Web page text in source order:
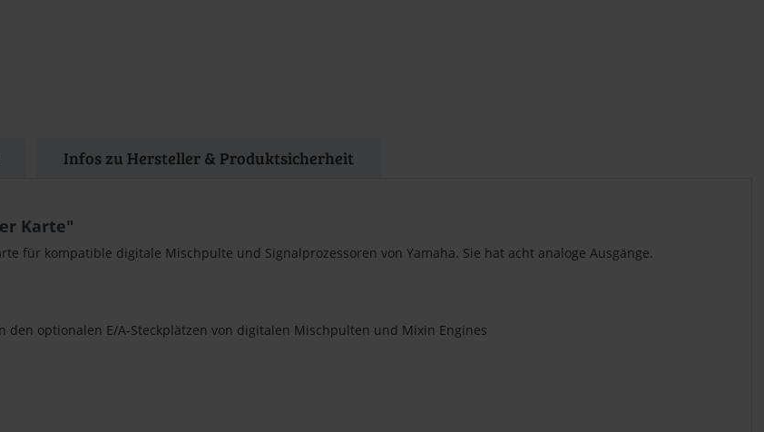
Infos zu Hersteller & Produktsicherheit
Karte"
für kompatible digitale Mischpulte und Signalprozessoren von Yamaha. Sie hat acht analoge Ausgänge.
den optionalen E/A-Steckplätzen von digitalen Mischpulten und Mixin Engines